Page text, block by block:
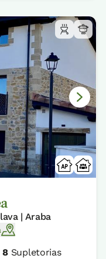
| Araba
8 Supletorias